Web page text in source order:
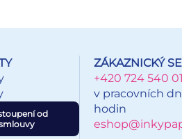
od
ZÁKAZNICKÝ
+420 724 540
v pracovních
hodin